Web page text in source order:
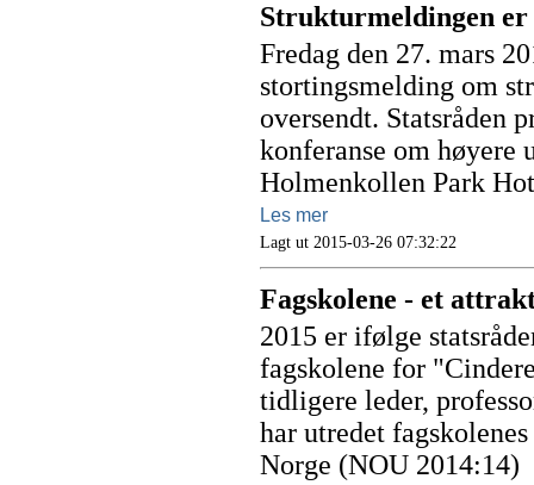
Strukturmeldingen
Fredag den 27. mars
stortingsmelding om
oversendt. Statsråden
konferanse om høyere
Holmenkollen Park
Les mer
Lagt ut 2015-03-26 07:32:22
Fagskolene - et
2015 er ifølge
fagskolene for
tidligere leder,
har utredet
Norge (NOU 2014:14)